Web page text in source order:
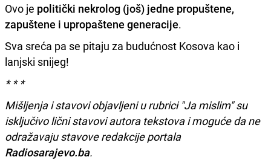
Ovo je politički nekrolog (još) jedne propuštene,
zapuštene i upropaštene generacije.
Sva sreća pa se pitaju za budućnost Kosova kao i
lanjski snijeg!
* * *
Mišljenja i stavovi objavljeni u rubrici "Ja mislim" su
isključivo lični stavovi autora tekstova i moguće da ne
odražavaju stavove redakcije portala
Radiosarajevo.ba.